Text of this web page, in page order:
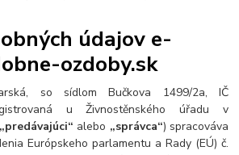
údajov e-
ozdoby.sk
so sídlom Bučkova 1499/2a, IČ
u Živnostěnského úřadu v
„predávajúci“ alebo „správca“) spracováva
Európskeho parlamentu a Rady (EÚ) č.